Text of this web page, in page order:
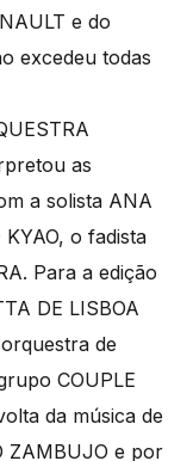
e do
excedeu todas
as
a solista ANA
o fadista
Para a edição
DE LISBOA
de
COUPLE
da música de
ZAMBUJO e por